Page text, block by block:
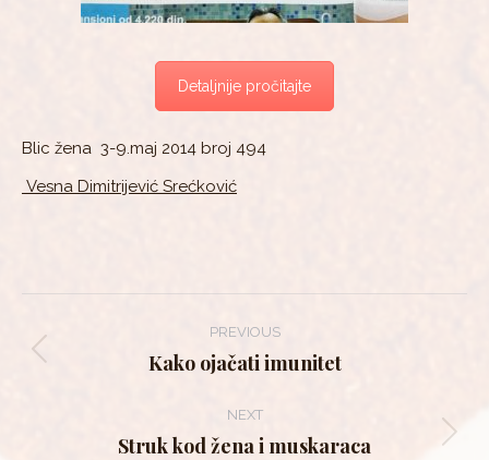
Detaljnije pročitajte
Blic žena 3-9.maj 2014 broj 494
Vesna Dimitrijević Srećković
navigation
PREVIOUS
Previous
Kako ojačati imunitet
NEXT
Next
Struk kod žena i muskaraca